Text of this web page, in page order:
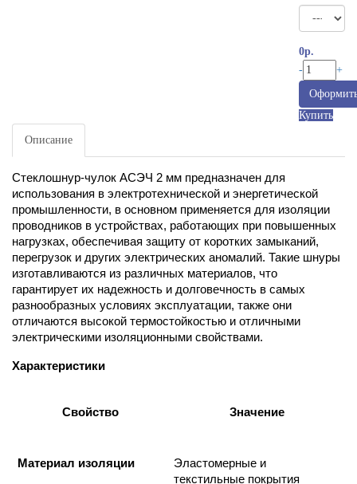
0р.
-
+
Купить
Описание
Стеклошнур-чулок АСЭЧ 2 мм предназначен для
использования в электротехнической и энергетической
промышленности, в основном применяется для изоляции
проводников в устройствах, работающих при повышенных
нагрузках, обеспечивая защиту от коротких замыканий,
перегрузок и других электрических аномалий. Такие шнуры
изготавливаются из различных материалов, что
гарантирует их надежность и долговечность в самых
разнообразных условиях эксплуатации, также они
отличаются высокой термостойкостью и отличными
электрическими изоляционными свойствами.
Характеристики
Свойство Значение
Материал изоляции
Эластомерные и
текстильные покрытия